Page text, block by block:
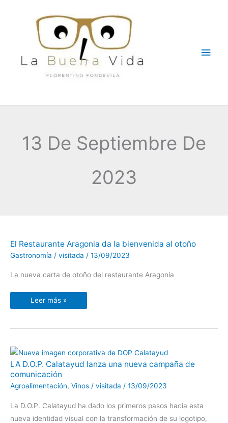
13 De Septiembre De
2023
El Restaurante Aragonia da la bienvenida al otoño
Gastronomía / visitada / 13/09/2023
La nueva carta de otoño del restaurante Aragonia
El
Restaurante
Aragonia
bienvenida
Leer más »
LA D.O.P. Calatayud lanza una nueva campaña de
comunicación
Agroalimentación, Vinos / visitada / 13/09/2023
La D.O.P. Calatayud ha dado los primeros pasos hacia esta
nueva identidad visual con la transformación de su logotipo,
LA
D.O.P.
Calatayud
lanza
una
campaña
de
comunicación